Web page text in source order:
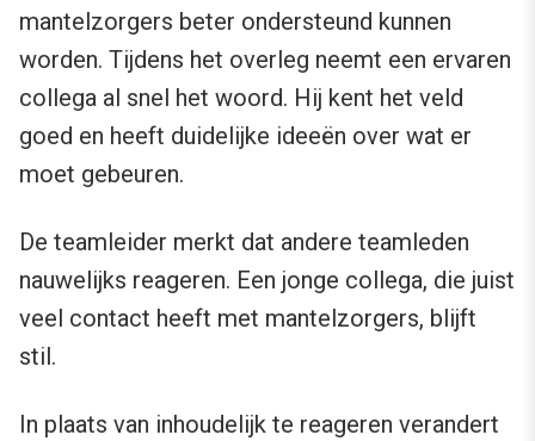
mantelzorgers beter ondersteund kunnen
worden. Tijdens het overleg neemt een ervaren
collega al snel het woord. Hij kent het veld
goed en heeft duidelijke ideeën over wat er
moet gebeuren.
De teamleider merkt dat andere teamleden
nauwelijks reageren. Een jonge collega, die juist
veel contact heeft met mantelzorgers, blijft
stil.
In plaats van inhoudelijk te reageren verandert